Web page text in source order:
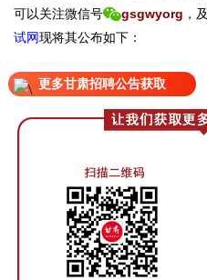
可以关注微信号 gsgwyorg ，
试网现将其公布如下：
更多甘肃招聘公告获取